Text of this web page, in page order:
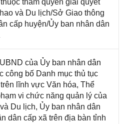
thẩm quyền giải quyết
và Du lịch/Sở Giao thông
cấp huyện/Ủy ban nhân dân
của Ủy ban nhân dân
công bố Danh mục thủ tục
lĩnh vực Văn hóa, Thể
vi chức năng quản lý của
Du lịch, Ủy ban nhân dân
dân cấp xã trên địa bàn tỉnh